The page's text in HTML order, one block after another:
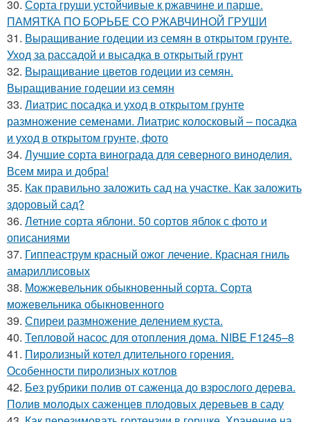
30. Сорта груши устойчивые к ржавчине и парше.
ПАМЯТКА ПО БОРЬБЕ СО РЖАВЧИНОЙ ГРУШИ
31. Выращивание годеции из семян в открытом грунте.
Уход за рассадой и высадка в открытый грунт
32. Выращивание цветов годеции из семян.
Выращивание годеции из семян
33. Лиатрис посадка и уход в открытом грунте
размножение семенами. Лиатрис колосковый – посадка
и уход в открытом грунте, фото
34. Лучшие сорта винограда для северного виноделия.
Всем мира и добра!
35. Как правильно заложить сад на участке. Как заложить
здоровый сад?
36. Летние сорта яблони. 50 сортов яблок с фото и
описаниями
37. Гиппеаструм красный ожог лечение. Красная гниль
амариллисовых
38. Можжевельник обыкновенный сорта. Сорта
можевельника обыкновенного
39. Спиреи размножение делением куста.
40. Тепловой насос для отопления дома. NIBE F1245–8
41. Пиролизный котел длительного горения.
Особенности пиролизных котлов
42. Без рубрики полив от саженца до взрослого дерева.
Полив молодых саженцев плодовых деревьев в саду